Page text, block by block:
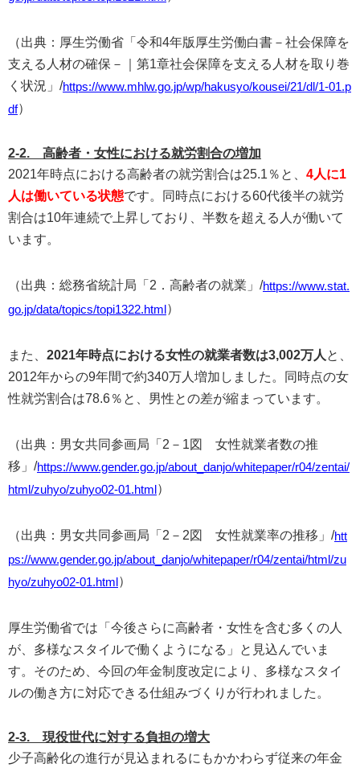
（出典：厚生労働省「令和4年版厚生労働白書－社会保障を
支える人材の確保－｜第1章社会保障を支える人材を取り巻
く状況」/https://www.mhlw.go.jp/wp/hakusyo/kousei/21/dl/1-01.p
df）
2-2. 高齢者・女性における就労割合の増加
2021年時点における高齢者の就労割合は25.1％と、 4人に1
人は働いている状態です。同時点における60代後半の就労
割合は10年連続で上昇しており、半数を超える人が働いて
います。
（出典：総務省統計局「2．高齢者の就業」/https://www.stat.
go.jp/data/topics/topi1322.html）
また、 2021年時点における女性の就業者数は3,002万人 と、
2012年からの9年間で約340万人増加しました。同時点の女
性就労割合は78.6％と、男性との差が縮まっています。
（出典：男女共同参画局「2－1図 女性就業者数の推
移」/https://www.gender.go.jp/about_danjo/whitepaper/r04/zentai/
html/zuhyo/zuhyo02-01.html）
（出典：男女共同参画局「2－2図 女性就業率の推移」/htt
ps://www.gender.go.jp/about_danjo/whitepaper/r04/zentai/html/zu
hyo/zuhyo02-01.html）
厚生労働省では「今後さらに高齢者・女性を含む多くの人
が、多様なスタイルで働くようになる」と見込んでいま
す。そのため、今回の年金制度改定により、多様なスタイ
ルの働き方に対応できる仕組みづくりが行われました。
2-3. 現役世代に対する負担の増大
少子高齢化の進行が見込まれるにもかかわらず従来の年金